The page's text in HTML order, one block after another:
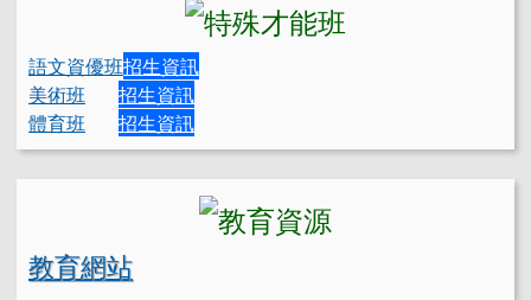
語文資優班招生資訊
美術班
招生資訊
體育班
招生資訊
教育網站